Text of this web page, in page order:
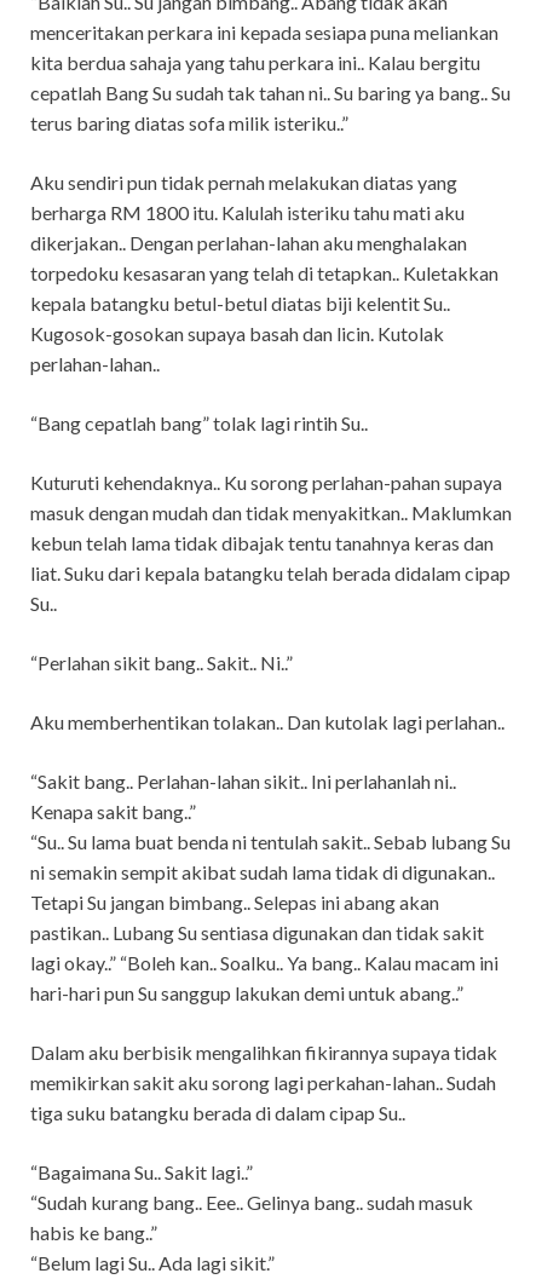
menceritakan perkara ini kepada sesiapa puna meliankan
kita berdua sahaja yang tahu perkara ini.. Kalau bergitu
cepatlah Bang Su sudah tak tahan ni.. Su baring ya bang.. Su
terus baring diatas sofa milik isteriku..”
Aku sendiri pun tidak pernah melakukan diatas yang
berharga RM 1800 itu. Kalulah isteriku tahu mati aku
dikerjakan.. Dengan perlahan-lahan aku menghalakan
torpedoku kesasaran yang telah di tetapkan.. Kuletakkan
kepala batangku betul-betul diatas biji kelentit Su..
Kugosok-gosokan supaya basah dan licin. Kutolak
perlahan-lahan..
“Bang cepatlah bang” tolak lagi rintih Su..
Kuturuti kehendaknya.. Ku sorong perlahan-pahan supaya
masuk dengan mudah dan tidak menyakitkan.. Maklumkan
kebun telah lama tidak dibajak tentu tanahnya keras dan
liat. Suku dari kepala batangku telah berada didalam cipap
Su..
“Perlahan sikit bang.. Sakit.. Ni..”
Aku memberhentikan tolakan.. Dan kutolak lagi perlahan..
“Sakit bang.. Perlahan-lahan sikit.. Ini perlahanlah ni..
Kenapa sakit bang..”
“Su.. Su lama buat benda ni tentulah sakit.. Sebab lubang Su
ni semakin sempit akibat sudah lama tidak di digunakan..
Tetapi Su jangan bimbang.. Selepas ini abang akan
pastikan.. Lubang Su sentiasa digunakan dan tidak sakit
lagi okay..” “Boleh kan.. Soalku.. Ya bang.. Kalau macam ini
hari-hari pun Su sanggup lakukan demi untuk abang..”
Dalam aku berbisik mengalihkan fikirannya supaya tidak
memikirkan sakit aku sorong lagi perkahan-lahan.. Sudah
tiga suku batangku berada di dalam cipap Su..
“Bagaimana Su.. Sakit lagi..”
“Sudah kurang bang.. Eee.. Gelinya bang.. sudah masuk
habis ke bang..”
“Belum lagi Su.. Ada lagi sikit.”